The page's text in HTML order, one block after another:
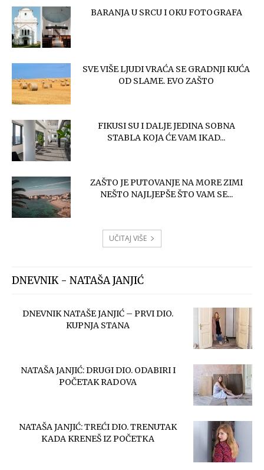
BARANJA U SRCU I OKU FOTOGRAFA
SVE VIŠE LJUDI VRAĆA SE GRADNJI KUĆA
OD SLAME. EVO ZAŠTO
FIKUSI SU I DALJE JEDINA SOBNA
STABLA KOJA ĆE VAM IKAD...
ZAŠTO JE PUTOVANJE NA MORE ZIMI
NEŠTO NAJLJEPŠE ŠTO VAM SE...
UČITAJ VIŠE
DNEVNIK - NATAŠA JANJIĆ
DNEVNIK NATAŠE JANJIĆ – PRVI DIO.
KUPNJA STANA
NATAŠA JANJIĆ: DRUGI DIO. ODABIRI I
POČETAK RADOVA
NATAŠA JANJIĆ: TREĆI DIO. TRENUTAK
KADA KRENEŠ IZ POČETKA